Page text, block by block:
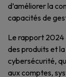
d’améliorer la
capacités de
Le rapport 2024
des produits et
cybersécurité,
aux comptes,